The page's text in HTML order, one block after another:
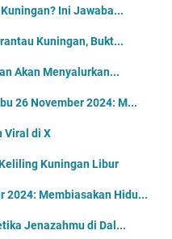
Ini Jawaba...
Kuningan, Bukt...
Akan Menyalurkan...
26 November 2024: M...
Viral di X
Kuningan Libur
2024: Membiasakan Hidu...
Jenazahmu di Dal...